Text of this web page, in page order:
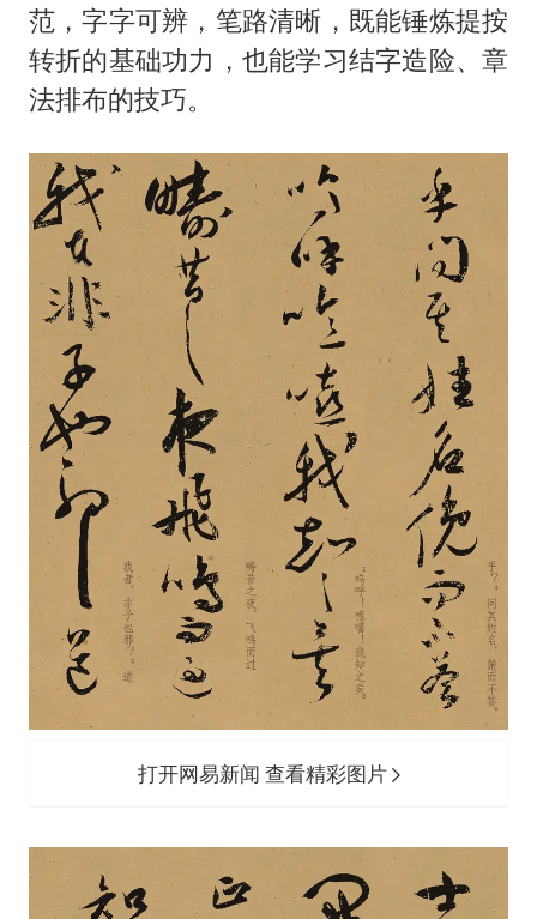
范，字字可辨，笔路清晰，既能锤炼提按
转折的基础功力，也能学习结字造险、章
法排布的技巧。
打开网易新闻 查看精彩图片